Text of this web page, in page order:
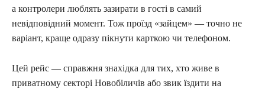
а контролери люблять зазирати в гості в самий
невідповідний момент. Тож проїзд «зайцем» — точно не
варіант, краще одразу пікнути карткою чи телефоном.
Цей рейс — справжня знахідка для тих, хто живе в
приватному секторі Новобіличів або звик їздити на